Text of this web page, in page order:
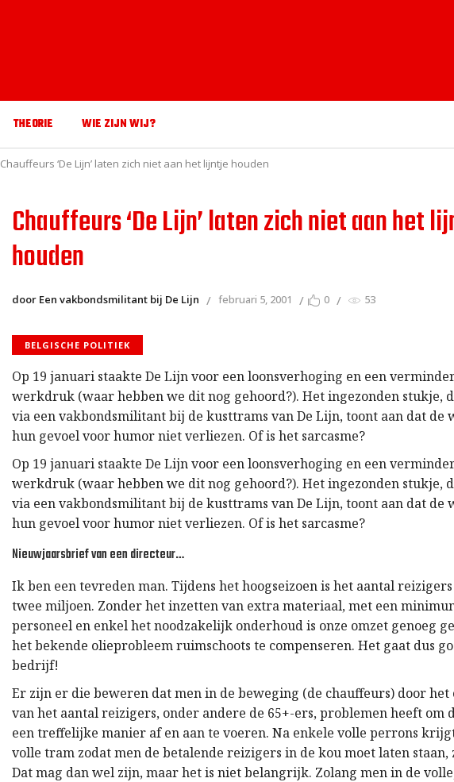
THEORIE WIE ZIJN WIJ?
Chauffeurs ‘De Lijn’ laten zich niet aan het lijntje houden
Chauffeurs ‘De Lijn’ laten zich niet aan het
houden
door Een vakbondsmilitant bij De Lijn februari 5, 2001 0 53
BELGISCHE POLITIEK
Op 19 januari staakte De Lijn voor een loonsverhoging en een
werkdruk (waar hebben we dit nog gehoord?). Het ingezonden stukje,
via een vakbondsmilitant bij de kusttrams van De Lijn, toont aan dat de
hun gevoel voor humor niet verliezen. Of is het sarcasme?
Op 19 januari staakte De Lijn voor een loonsverhoging en een
werkdruk (waar hebben we dit nog gehoord?). Het ingezonden stukje,
via een vakbondsmilitant bij de kusttrams van De Lijn, toont aan dat de
hun gevoel voor humor niet verliezen. Of is het sarcasme?
Nieuwjaarsbrief van een directeur…
Ik ben een tevreden man. Tijdens het hoogseizoen is het aantal
twee miljoen. Zonder het inzetten van extra materiaal, met een
personeel en enkel het noodzakelijk onderhoud is onze omzet genoeg
het bekende olieprobleem ruimschoots te compenseren. Het gaat dus
bedrijf!
Er zijn er die beweren dat men in de beweging (de chauffeurs) door het
van het aantal reizigers, onder andere de 65+-ers, problemen heeft om
een treffelijke manier af en aan te voeren. Na enkele volle perrons
volle tram zodat men de betalende reizigers in de kou moet laten staan,
Dat mag dan wel zijn, maar het is niet belangrijk. Zolang men in de